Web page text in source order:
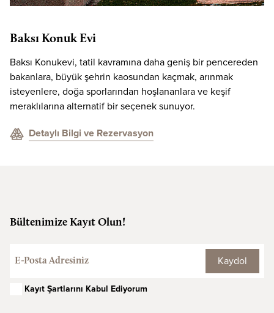
Baksı Konuk Evi
Baksı Konukevi, tatil kavramına daha geniş bir pencereden
bakanlara, büyük şehrin kaosundan kaçmak, arınmak
isteyenlere, doğa sporlarından hoşlananlara ve keşif
meraklılarına alternatif bir seçenek sunuyor.
Detaylı Bilgi ve Rezervasyon
Bültenimize Kayıt Olun!
Kaydol
Kayıt Şartlarını Kabul Ediyorum